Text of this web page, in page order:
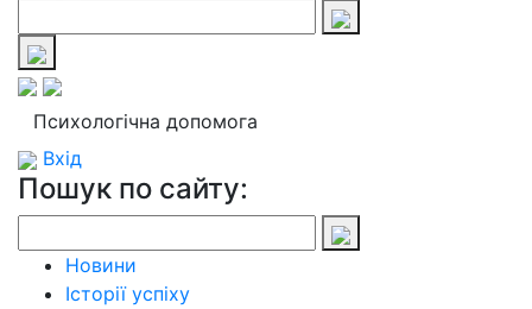
Психологічна допомога
Вхід
Пошук по сайту:
Новини
Історії успіху